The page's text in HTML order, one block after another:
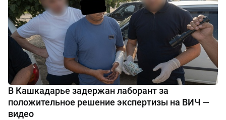
В Кашкадарье задержан лаборант за
положительное решение экспертизы на ВИЧ —
видео